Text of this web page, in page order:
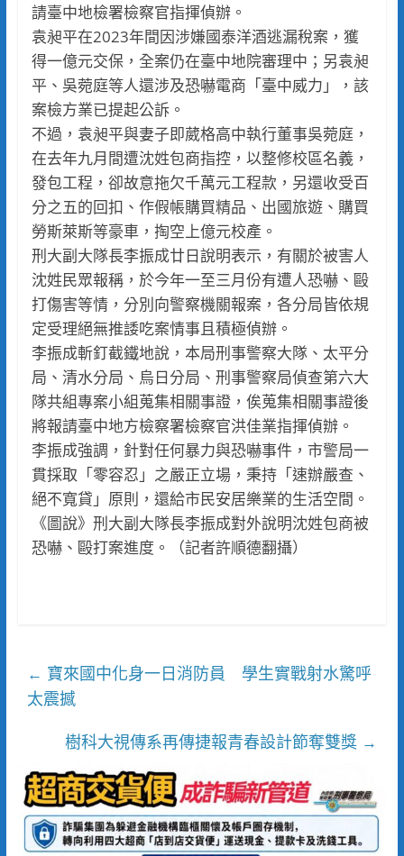
請臺中地檢署檢察官指揮偵辦。
袁昶平在2023年間因涉嫌國泰洋酒逃漏稅案，獲
得一億元交保，全案仍在臺中地院審理中；另袁昶
平、吳菀庭等人還涉及恐嚇電商「臺中威力」，該
案檢方業已提起公訴。
不過，袁昶平與妻子即葳格高中執行董事吳菀庭，
在去年九月間遭沈姓包商指控，以整修校區名義，
發包工程，卻故意拖欠千萬元工程款，另還收受百
分之五的回扣、作假帳購買精品、出國旅遊、購買
勞斯萊斯等豪車，掏空上億元校產。
刑大副大隊長李振成廿日說明表示，有關於被害人
沈姓民眾報稱，於今年一至三月份有遭人恐嚇、毆
打傷害等情，分別向警察機關報案，各分局皆依規
定受理絕無推諉吃案情事且積極偵辦。
李振成斬釘截鐵地說，本局刑事警察大隊、太平分
局、清水分局、烏日分局、刑事警察局偵查第六大
隊共組專案小組蒐集相關事證，俟蒐集相關事證後
將報請臺中地方檢察署檢察官洪佳業指揮偵辦。
李振成強調，針對任何暴力與恐嚇事件，市警局一
貫採取「零容忍」之嚴正立場，秉持「速辦嚴查、
絕不寬貸」原則，還給市民安居樂業的生活空間。
《圖說》刑大副大隊長李振成對外說明沈姓包商被
恐嚇、毆打案進度。（記者許順德翻攝）
← 寶來國中化身一日消防員 學生實戰射水驚呼
太震撼
樹科大視傳系再傳捷報青春設計節奪雙獎 →